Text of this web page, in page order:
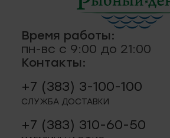
приправы
12 (Пашино)
244
Время работы:
пн-вс с 9:00 до 21:00
Контакты:
+7 (383) 3-100-100
СЛУЖБА ДОСТАВКИ
+7 (383) 310-60-50